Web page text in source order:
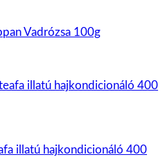
Vadrózsa 100g
illatú hajkondicionáló 400